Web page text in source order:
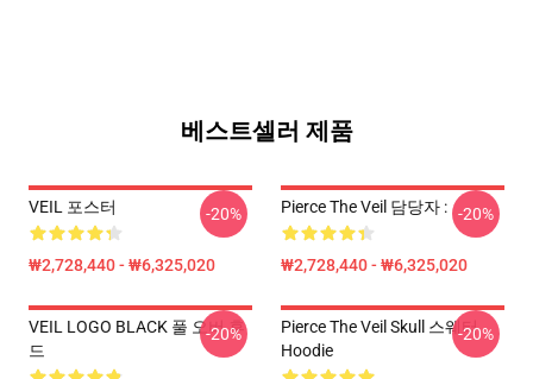
베스트셀러 제품
VEIL 포스터
₩2,728,440 - ₩6,325,020
-20% Pierce The Veil 담당자 :
₩2,728,440 - ₩6,325,020
-20%
VEIL LOGO BLACK 풀 오버 후
드
-20%
Pierce The Veil Skull 스웨터
Hoodie
-20%